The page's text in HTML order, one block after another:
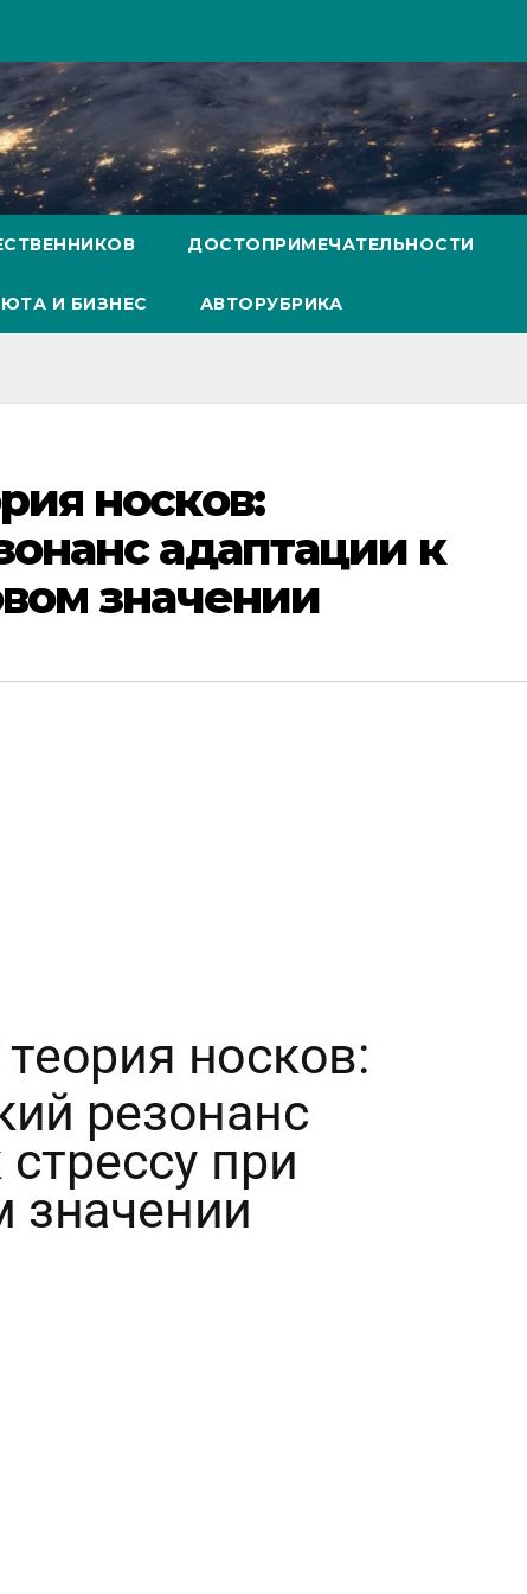
ДОСТОПРИМЕЧАТЕЛЬНОСТИ
И БИЗНЕС АВТОРУБРИКА
носков:
адаптации к
значении